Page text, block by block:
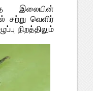
இலையின்
சற்று வெளிர்
நிறத்திலும்